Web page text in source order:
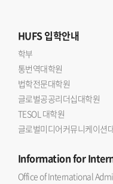
HUFS입학안내
학부
통번역대학원
법학전문대학원
글로벌공공리더십대학원
TESOL 대학원
글로벌미디어커뮤니케이션
Informationfor
Office of International